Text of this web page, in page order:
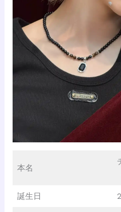
本名
誕生日